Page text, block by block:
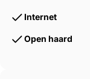
Internet
Open haard